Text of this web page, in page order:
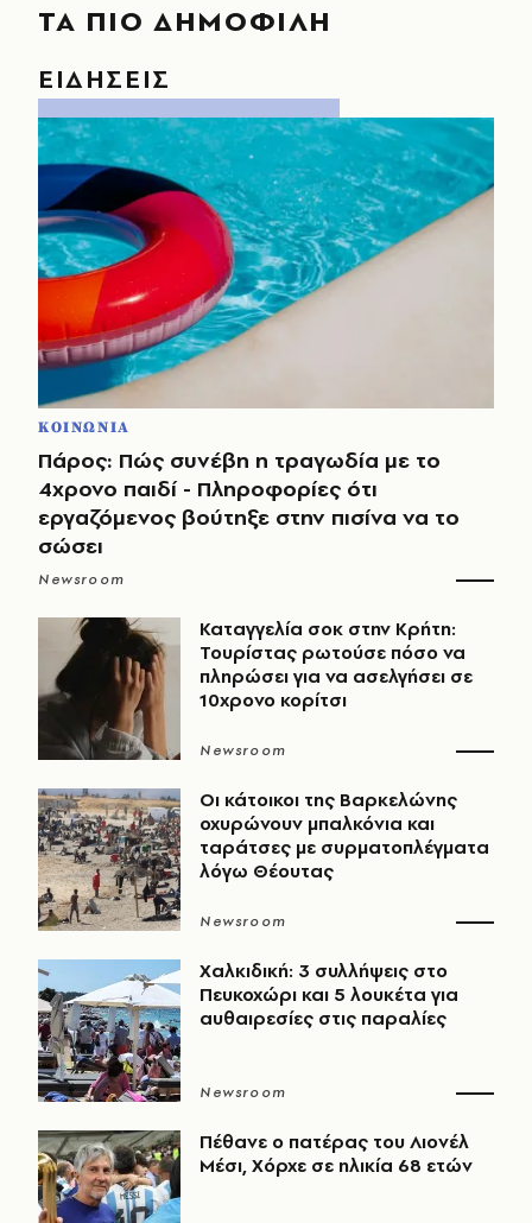
ΤΑ ΠΙΟ ΔΗΜΟΦΙΛΗ
ΕΙΔΗΣΕΙΣ
ΚΟΙΝΩΝΙΑ
Πάρος: Πώς συνέβη η τραγωδία με το
4χρονο παιδί - Πληροφορίες ότι
εργαζόμενος βούτηξε στην πισίνα να το
σώσει
Newsroom
Καταγγελία σοκ στην Κρήτη:
Τουρίστας ρωτούσε πόσο να
πληρώσει για να ασελγήσει σε
10χρονο κορίτσι
Newsroom
Οι κάτοικοι της Βαρκελώνης
οχυρώνουν μπαλκόνια και
ταράτσες με συρματοπλέγματα
λόγω Θέουτας
Newsroom
Χαλκιδική: 3 συλλήψεις στο
Πευκοχώρι και 5 λουκέτα για
αυθαιρεσίες στις παραλίες
Newsroom
Πέθανε ο πατέρας του Λιονέλ
Μέσι, Χόρχε σε ηλικία 68 ετών